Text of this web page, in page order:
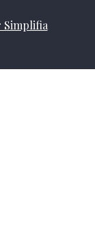
Simplifia